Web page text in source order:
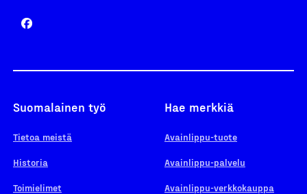
Suomalainen työ
Tietoa meistä
Historia
Toimielimet
Hae merkkiä
Avainlippu-tuote
Avainlippu-palvelu
Avainlippu-verkkokauppa